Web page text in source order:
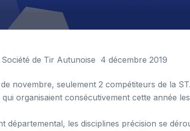
Société de Tir Autunoise 4 décembre 2019
novembre, seulement 2 compétiteurs de la
organisaient consécutivement cette année
départemental, les disciplines précision se